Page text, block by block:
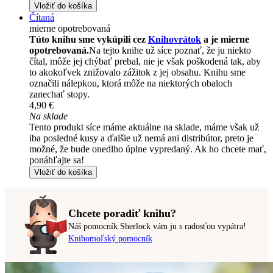
Vložiť do košíka
Čítaná
mierne opotrebovaná
Túto knihu sme vykúpili cez Knihovrátok a je mierne
opotrebovaná.Na tejto knihe už síce poznať, že ju niekto
čítal, môže jej chýbať prebal, nie je však poškodená tak, aby
to akokoľvek znižovalo zážitok z jej obsahu. Knihu sme
označili nálepkou, ktorá môže na niektorých obaloch
zanechať stopy.
4,90 €
Na sklade
Tento produkt síce máme aktuálne na sklade, máme však už
iba posledné kusy a ďalšie už nemá ani distribútor, preto je
možné, že bude onedlho úplne vypredaný. Ak ho chcete mať,
ponáhľajte sa!
Vložiť do košíka
Chcete poradiť knihu?
Náš pomocník Sherlock vám ju s radosťou vypátra!
Knihomoľský pomocník